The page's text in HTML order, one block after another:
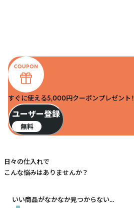
すぐに使える5,000円クーポンプレゼント！
ユーザー登録
無料
日々の仕入れで
こんな悩みはありませんか？
いい商品がなかなか見つからない...